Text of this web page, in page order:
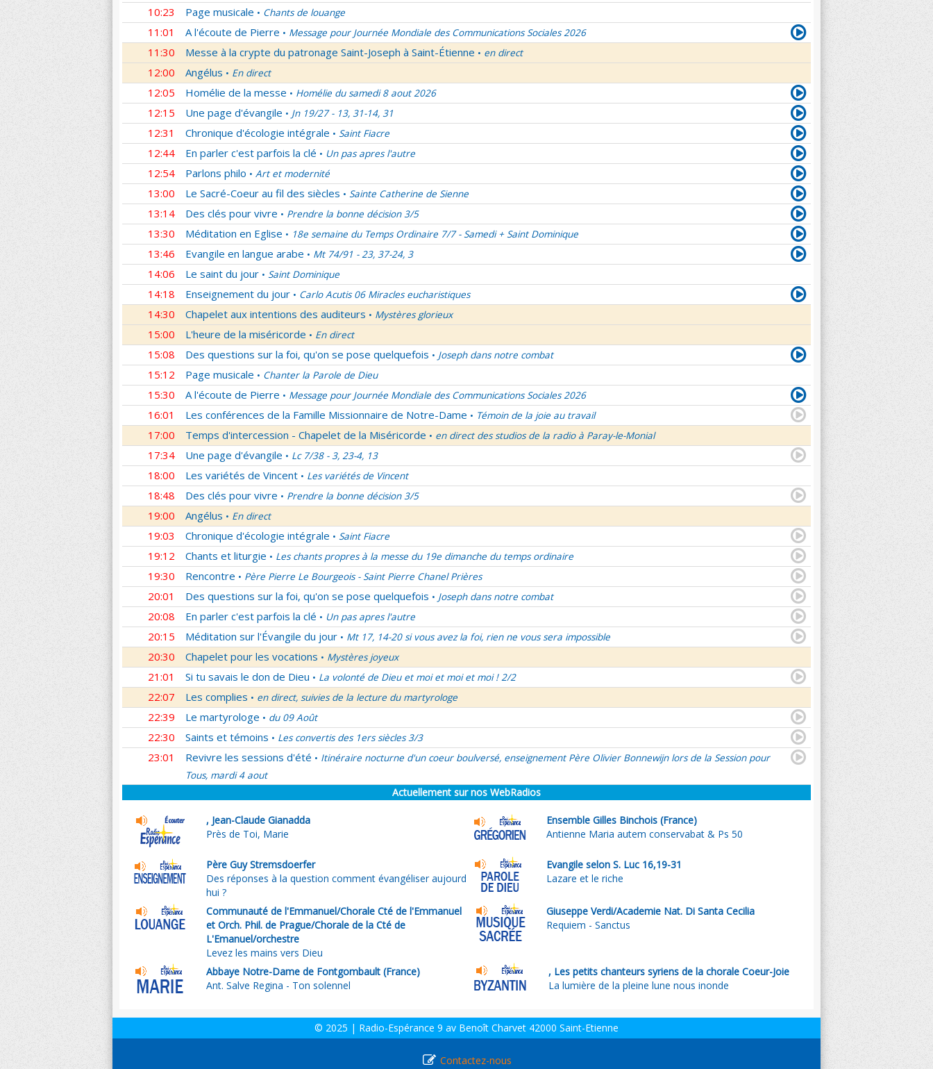
10:23 Page musicale • Chants de louange
11:01 A l'écoute de Pierre • Message pour Journée Mondiale des Communications Sociales 2026
11:30 Messe à la crypte du patronage Saint-Joseph à Saint-Étienne • en direct
12:00 Angélus • En direct
12:05 Homélie de la messe • Homélie du samedi 8 aout 2026
12:15 Une page d'évangile • Jn 19/27 - 13, 31-14, 31
12:31 Chronique d'écologie intégrale • Saint Fiacre
12:44 En parler c'est parfois la clé • Un pas apres l'autre
12:54 Parlons philo • Art et modernité
13:00 Le Sacré-Coeur au fil des siècles • Sainte Catherine de Sienne
13:14 Des clés pour vivre • Prendre la bonne décision 3/5
13:30 Méditation en Eglise • 18e semaine du Temps Ordinaire 7/7 - Samedi + Saint Dominique
13:46 Evangile en langue arabe • Mt 74/91 - 23, 37-24, 3
14:06 Le saint du jour • Saint Dominique
14:18 Enseignement du jour • Carlo Acutis 06 Miracles eucharistiques
14:30 Chapelet aux intentions des auditeurs • Mystères glorieux
15:00 L'heure de la miséricorde • En direct
15:08 Des questions sur la foi, qu'on se pose quelquefois • Joseph dans notre combat
15:12 Page musicale • Chanter la Parole de Dieu
15:30 A l'écoute de Pierre • Message pour Journée Mondiale des Communications Sociales 2026
16:01 Les conférences de la Famille Missionnaire de Notre-Dame • Témoin de la joie au travail
17:00 Temps d'intercession - Chapelet de la Miséricorde • en direct des studios de la radio à Paray-le-Monial
17:34 Une page d'évangile • Lc 7/38 - 3, 23-4, 13
18:00 Les variétés de Vincent • Les variétés de Vincent
18:48 Des clés pour vivre • Prendre la bonne décision 3/5
19:00 Angélus • En direct
19:03 Chronique d'écologie intégrale • Saint Fiacre
19:12 Chants et liturgie • Les chants propres à la messe du 19e dimanche du temps ordinaire
19:30 Rencontre • Père Pierre Le Bourgeois - Saint Pierre Chanel Prières
20:01 Des questions sur la foi, qu'on se pose quelquefois • Joseph dans notre combat
20:08 En parler c'est parfois la clé • Un pas apres l'autre
20:15 Méditation sur l'Évangile du jour • Mt 17, 14-20 si vous avez la foi, rien ne vous sera impossible
20:30 Chapelet pour les vocations • Mystères joyeux
21:01 Si tu savais le don de Dieu • La volonté de Dieu et moi et moi et moi ! 2/2
22:07 Les complies • en direct, suivies de la lecture du martyrologe
22:39 Le martyrologe • du 09 Août
22:30 Saints et témoins • Les convertis des 1ers siècles 3/3
23:01 Revivre les sessions d'été • Itinéraire nocturne d'un coeur boulversé, enseignement Père Olivier Bonnewijn lors de la Session pour
Tous, mardi 4 aout
Actuellement sur nos WebRadios
, Jean-Claude Gianadda
Près de Toi, Marie
Ensemble Gilles Binchois (France)
Antienne Maria autem conservabat & Ps 50
Père Guy Stremsdoerfer
Des réponses à la question comment évangéliser aujourd
hui ?
Evangile selon S. Luc 16,19-31
Lazare et le riche
Communauté de l'Emmanuel/Chorale Cté de l'Emmanuel
et Orch. Phil. de Prague/Chorale de la Cté de
L'Emanuel/orchestre
Levez les mains vers Dieu
Giuseppe Verdi/Academie Nat. Di Santa Cecilia
Requiem - Sanctus
Abbaye Notre-Dame de Fontgombault (France)
Ant. Salve Regina - Ton solennel
, Les petits chanteurs syriens de la chorale Coeur-Joie
La lumière de la pleine lune nous inonde
© 2025 | Radio-Espérance 9 av Benoît Charvet 42000 Saint-Etienne
Contactez-nous